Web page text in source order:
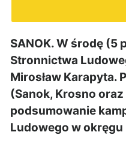
SANOK. W środę (5
Stronnictwa
Mirosław Karapyta.
(Sanok, Krosno
podsumowanie
Ludowego w okręgu